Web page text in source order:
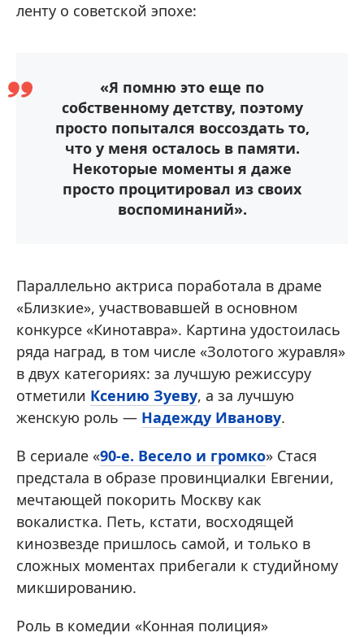
ленту о советской эпохе:
«Я помню это еще по
собственному детству, поэтому
просто попытался воссоздать то,
что у меня осталось в памяти.
Некоторые моменты я даже
просто процитировал из своих
воспоминаний».
Параллельно актриса поработала в драме
«Близкие», участвовавшей в основном
конкурсе «Кинотавра». Картина удостоилась
ряда наград, в том числе «Золотого журавля»
в двух категориях: за лучшую режиссуру
отметили Ксению Зуеву, а за лучшую
женскую роль — Надежду Иванову.
В сериале «90-е. Весело и громко» Стася
предстала в образе провинциалки Евгении,
мечтающей покорить Москву как
вокалистка. Петь, кстати, восходящей
кинозвезде пришлось самой, и только в
сложных моментах прибегали к студийному
микшированию.
Роль в комедии «Конная полиция»